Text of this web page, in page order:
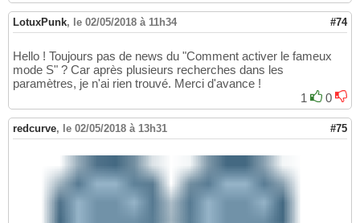
LotuxPunk, le 02/05/2018 à 11h34 #74
Hello ! Toujours pas de news du "Comment activer le fameux
mode S" ? Car après plusieurs recherches dans les
paramètres, je n'ai rien trouvé. Merci d'avance !
1
0
redcurve, le 02/05/2018 à 13h31 #75